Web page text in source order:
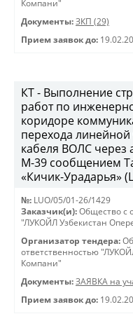
Компани"
Документы: ЗКП (29)
Прием заявок до:
КТ - Выполнение
работ по
коридоре
перехода
кабеля ВОЛС через
М-39 сообщением
«Кичик-Урадарья»
№: LUO/05/01-26/1429
Заказчик(и): Общество с
"ЛУКОЙЛ Узбекистан
Организатор тендера:
ответственностью
Компани"
Документы: ЗАЯВКА на
Прием заявок до: